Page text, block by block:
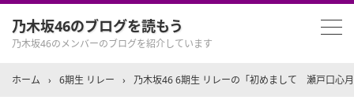
乃木坂46のブログを読もう
乃木坂46のメンバーのブログを紹介しています
ホーム › 6期生 リレー › 乃木坂46 6期生 リレーの「初めまして 瀬戸口心